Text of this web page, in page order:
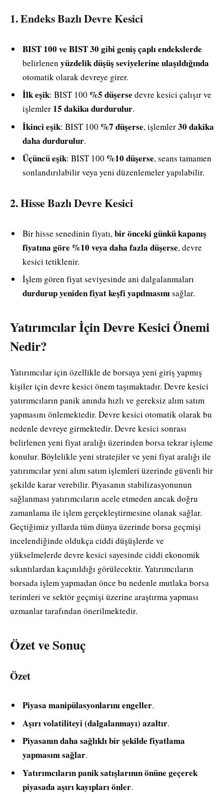
1. Endeks Bazlı Devre Kesici
BIST 100 ve BIST 30 gibi geniş çaplı endekslerde
belirlenen yüzdelik düşüş seviyelerine ulaşıldığında
otomatik olarak devreye girer.
İlk eşik: BIST 100 %5 düşerse devre kesici çalışır ve
işlemler 15 dakika durdurulur.
İkinci eşik: BIST 100 %7 düşerse, işlemler30 dakika
daha durdurulur.
Üçüncü eşik: BIST 100 %10 düşerse, seans tamamen
sonlandırılabilir veya yeni düzenlemeler yapılabilir.
2. Hisse Bazlı Devre Kesici
Bir hisse senedinin fiyatı, bir önceki günkü kapanış
fiyatına göre %10 veya daha fazla düşerse, devre
kesici tetiklenir.
İşlem gören fiyat seviyesinde ani dalgalanmaları
durdurup yeniden fiyat keşfi yapılmasınısağlar.
Yatırımcılar İçin Devre Kesici Önemi
Nedir?
Yatırımcılar için özellikle de borsaya yeni giriş yapmış
kişiler için devre kesici önem taşımaktadır. Devre kesici
yatırımcıların panik anında hızlı ve gereksiz alım satım
yapmasını önlemektedir. Devre kesici otomatik olarak bu
nedenle devreye girmektedir. Devre kesici sonrası
belirlenen yeni fiyat aralığı üzerinden borsa tekrar işleme
konulur. Böylelikle yeni stratejiler ve yeni fiyat aralığı ile
yatırımcılar yeni alım satım işlemleri üzerinde güvenli bir
şekilde karar verebilir. Piyasanın stabilizasyonunun
sağlanması yatırımcıların acele etmeden ancak doğru
zamanlama ile işlem gerçekleştirmesine olanak sağlar.
Geçtiğimiz yıllarda tüm dünya üzerinde borsa geçmişi
incelendiğinde oldukça ciddi düşüşlerde ve
yükselmelerde devre kesici sayesinde ciddi ekonomik
sıkıntılardan kaçınıldığı görülecektir. Yatırımcıların
borsada işlem yapmadan önce bu nedenle mutlaka borsa
terimleri ve sektör geçmişi üzerine araştırma yapması
uzmanlar tarafından önerilmektedir.
Özet ve Sonuç
Özet
Piyasa manipülasyonlarını engeller.
Aşırı volatiliteyi (dalgalanmayı) azaltır.
Piyasanın daha sağlıklı bir şekilde fiyatlama
yapmasını sağlar.
Yatırımcıların panik satışlarının önüne geçerek
piyasada aşırı kayıpları önler.